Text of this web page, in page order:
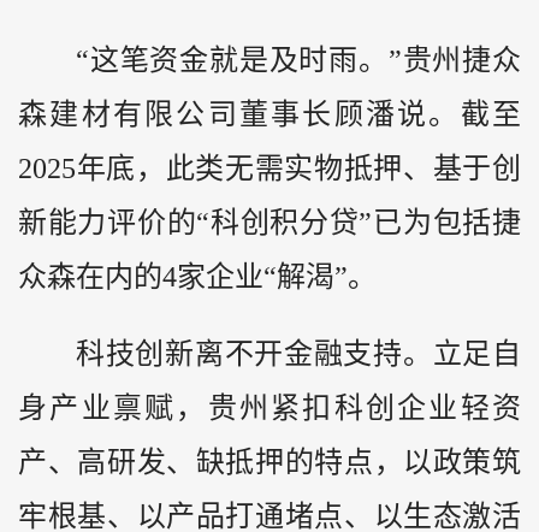
“这笔资金就是及时雨。”贵州捷众
森建材有限公司董事长顾潘说。截至
2025年底，此类无需实物抵押、基于创
新能力评价的“科创积分贷”已为包括捷
众森在内的4家企业“解渴”。
科技创新离不开金融支持。立足自
身产业禀赋，贵州紧扣科创企业轻资
产、高研发、缺抵押的特点，以政策筑
牢根基、以产品打通堵点、以生态激活